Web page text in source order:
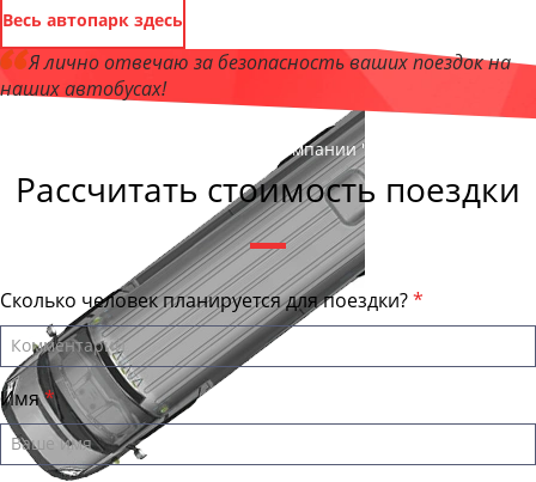
Весь автопарк здесь
Я лично отвечаю за безопасность ваших поездок на
наших автобусах!
, директор компании "ЧитаБас"
Рассчитать стоимость поездки
Сколько человек планируется для поездки?
Имя